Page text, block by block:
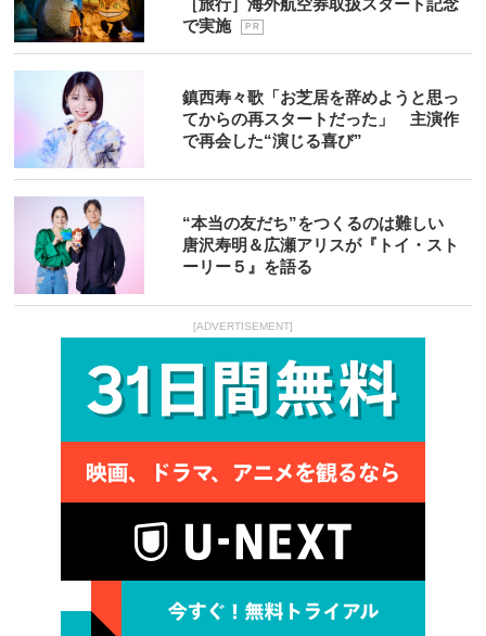
［旅行］海外航空券取扱スタート記念
で実施
P R
鎮西寿々歌「お芝居を辞めようと思っ
てからの再スタートだった」 主演作
で再会した“演じる喜び”
“本当の友だち”をつくるのは難しい
唐沢寿明＆広瀬アリスが『トイ・スト
ーリー５』を語る
[ADVERTISEMENT]